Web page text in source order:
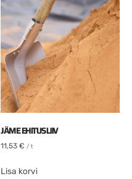
JÄME EHITUSLIIV
11,53 € / t
Lisa korvi